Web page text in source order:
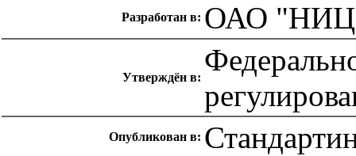
Разработан в: ОАО
Утверждён в:
Опубликован в: